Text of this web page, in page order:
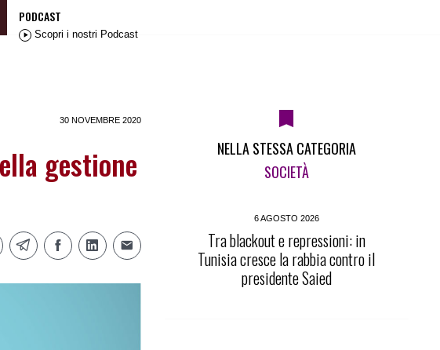
PODCAST
Scopri i nostri Podcast
30 NOVEMBRE 2020
gestione
NELLA STESSA CATEGORIA
SOCIETÀ
6 AGOSTO 2026
Tra blackout e repressioni: in
Tunisia cresce la rabbia contro il
presidente Saied